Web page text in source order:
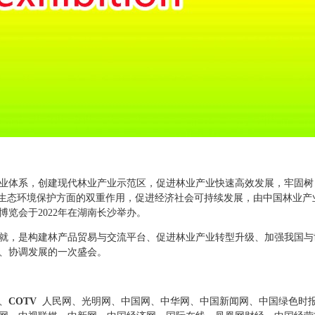
体系，创建现代林业产业示范区，促进林业产业快速高效发展，牢固树
环境保护方面的双重作用，促进经济社会可持续发展，由中国林业产
会于2022年在湖南长沙举办。
是构建林产品贸易与交流平台、促进林业产业转型升级、加强我国与
协调发展的一次盛会。
COTV 人民网、光明网、中国网、中华网、中国新闻网、中国绿色时报